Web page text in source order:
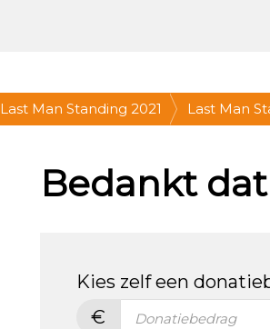
Last Man Standing 2021
Last Man
mee!
Bedankt
Kies zelf een
€